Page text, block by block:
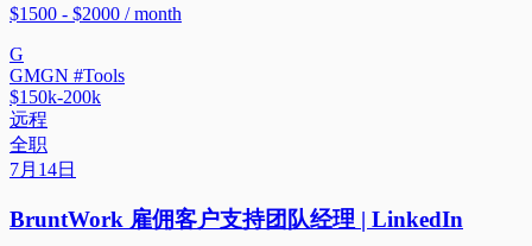
$1500 - $2000 / month
G
GMGN #Tools
$150k-200k
远程
全职
7月14日
BruntWork 雇佣客户支持团队经理 | LinkedIn